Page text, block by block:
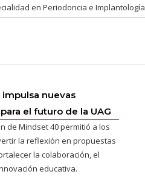
en Periodoncia e Implantología
nuevas
el futuro de la UAG
de Mindset 40 permitió a los
la reflexión en propuestas
la colaboración, el
educativa.